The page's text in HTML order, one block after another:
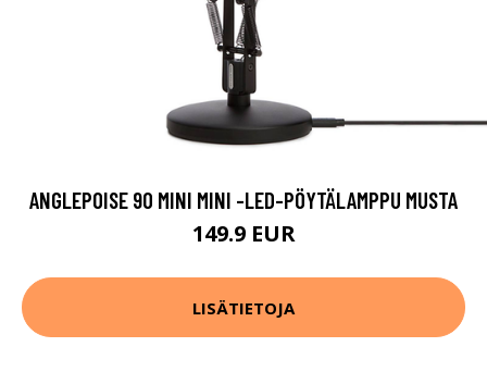
ANGLEPOISE 90 MINI MINI -LED-PÖYTÄLAMPPU MUSTA
149.9 EUR
LISÄTIETOJA